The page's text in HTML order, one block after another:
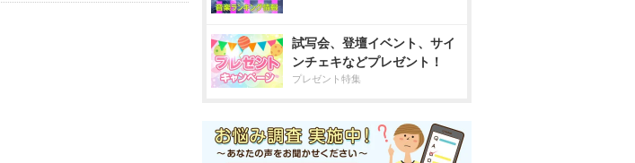
試写会、登壇イベント、サイ
ンチェキなどプレゼント！
プレゼント特集